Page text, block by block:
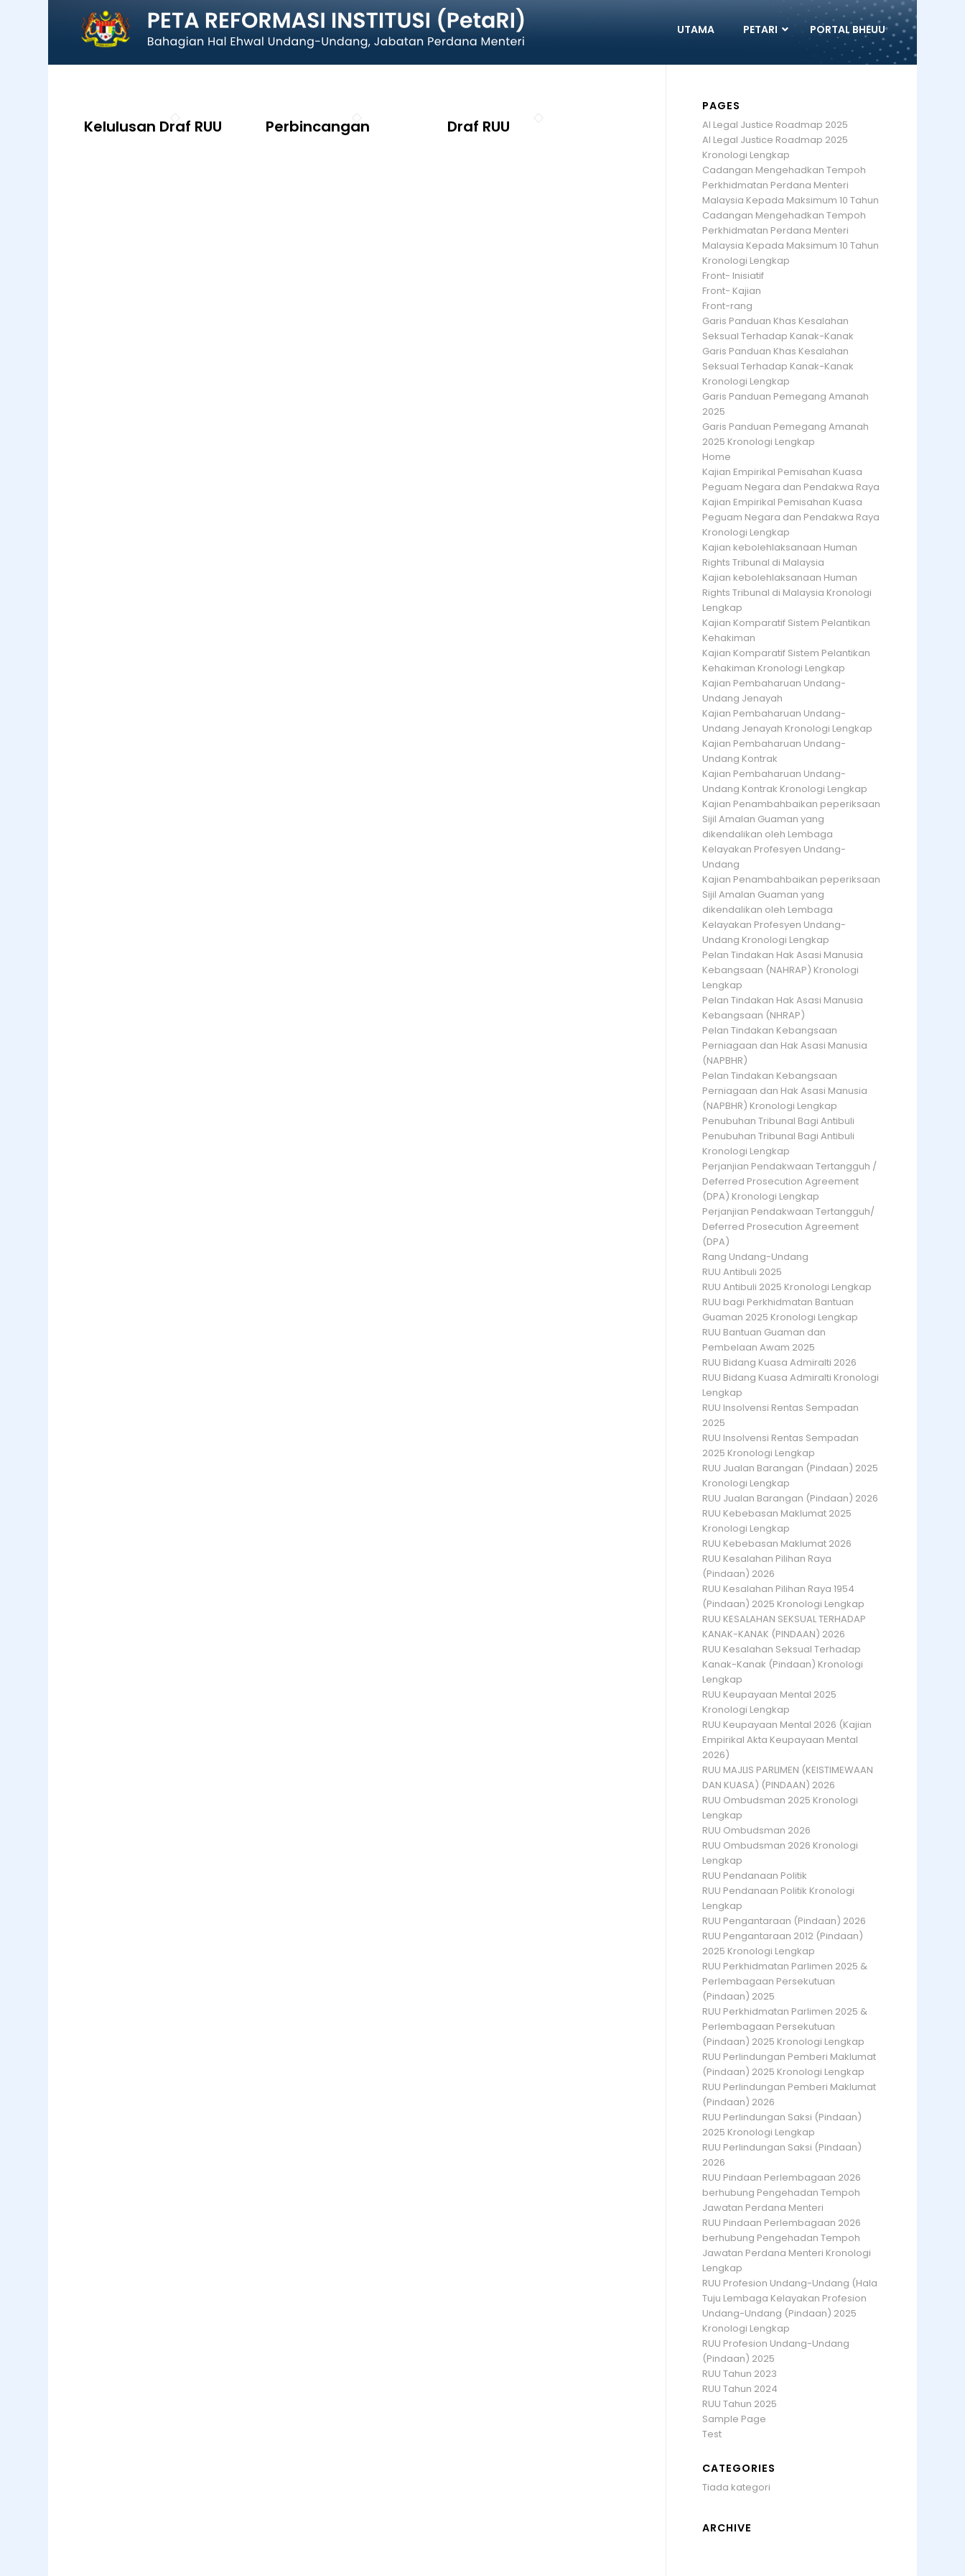
UTAMA PETARI PORTAL BHEUU
Kelulusan Draf RUU Perbincangan Draf RUU
PAGES
AI Legal Justice Roadmap 2025
AI Legal Justice Roadmap 2025
Kronologi Lengkap
Cadangan Mengehadkan Tempoh
Perkhidmatan Perdana Menteri
Malaysia Kepada Maksimum 10 Tahun
Cadangan Mengehadkan Tempoh
Perkhidmatan Perdana Menteri
Malaysia Kepada Maksimum 10 Tahun
Kronologi Lengkap
Front- Inisiatif
Front- Kajian
Front-rang
Garis Panduan Khas Kesalahan
Seksual Terhadap Kanak-Kanak
Garis Panduan Khas Kesalahan
Seksual Terhadap Kanak-Kanak
Kronologi Lengkap
Garis Panduan Pemegang Amanah
2025
Garis Panduan Pemegang Amanah
2025 Kronologi Lengkap
Home
Kajian Empirikal Pemisahan Kuasa
Peguam Negara dan Pendakwa Raya
Kajian Empirikal Pemisahan Kuasa
Peguam Negara dan Pendakwa Raya
Kronologi Lengkap
Kajian kebolehlaksanaan Human
Rights Tribunal di Malaysia
Kajian kebolehlaksanaan Human
Rights Tribunal di Malaysia Kronologi
Lengkap
Kajian Komparatif Sistem Pelantikan
Kehakiman
Kajian Komparatif Sistem Pelantikan
Kehakiman Kronologi Lengkap
Kajian Pembaharuan Undang-
Undang Jenayah
Kajian Pembaharuan Undang-
Undang Jenayah Kronologi Lengkap
Kajian Pembaharuan Undang-
Undang Kontrak
Kajian Pembaharuan Undang-
Undang Kontrak Kronologi Lengkap
Kajian Penambahbaikan peperiksaan
Sijil Amalan Guaman yang
dikendalikan oleh Lembaga
Kelayakan Profesyen Undang-
Undang
Kajian Penambahbaikan peperiksaan
Sijil Amalan Guaman yang
dikendalikan oleh Lembaga
Kelayakan Profesyen Undang-
Undang Kronologi Lengkap
Pelan Tindakan Hak Asasi Manusia
Kebangsaan (NAHRAP) Kronologi
Lengkap
Pelan Tindakan Hak Asasi Manusia
Kebangsaan (NHRAP)
Pelan Tindakan Kebangsaan
Perniagaan dan Hak Asasi Manusia
(NAPBHR)
Pelan Tindakan Kebangsaan
Perniagaan dan Hak Asasi Manusia
(NAPBHR) Kronologi Lengkap
Penubuhan Tribunal Bagi Antibuli
Penubuhan Tribunal Bagi Antibuli
Kronologi Lengkap
Perjanjian Pendakwaan Tertangguh /
Deferred Prosecution Agreement
(DPA) Kronologi Lengkap
Perjanjian Pendakwaan Tertangguh/
Deferred Prosecution Agreement
(DPA)
Rang Undang-Undang
RUU Antibuli 2025
RUU Antibuli 2025 Kronologi Lengkap
RUU bagi Perkhidmatan Bantuan
Guaman 2025 Kronologi Lengkap
RUU Bantuan Guaman dan
Pembelaan Awam 2025
RUU Bidang Kuasa Admiralti 2026
RUU Bidang Kuasa Admiralti Kronologi
Lengkap
RUU Insolvensi Rentas Sempadan
2025
RUU Insolvensi Rentas Sempadan
2025 Kronologi Lengkap
RUU Jualan Barangan (Pindaan) 2025
Kronologi Lengkap
RUU Jualan Barangan (Pindaan) 2026
RUU Kebebasan Maklumat 2025
Kronologi Lengkap
RUU Kebebasan Maklumat 2026
RUU Kesalahan Pilihan Raya
(Pindaan) 2026
RUU Kesalahan Pilihan Raya 1954
(Pindaan) 2025 Kronologi Lengkap
RUU KESALAHAN SEKSUAL TERHADAP
KANAK-KANAK (PINDAAN) 2026
RUU Kesalahan Seksual Terhadap
Kanak-Kanak (Pindaan) Kronologi
Lengkap
RUU Keupayaan Mental 2025
Kronologi Lengkap
RUU Keupayaan Mental 2026 (Kajian
Empirikal Akta Keupayaan Mental
2026)
RUU MAJLIS PARLIMEN (KEISTIMEWAAN
DAN KUASA) (PINDAAN) 2026
RUU Ombudsman 2025 Kronologi
Lengkap
RUU Ombudsman 2026
RUU Ombudsman 2026 Kronologi
Lengkap
RUU Pendanaan Politik
RUU Pendanaan Politik Kronologi
Lengkap
RUU Pengantaraan (Pindaan) 2026
RUU Pengantaraan 2012 (Pindaan)
2025 Kronologi Lengkap
RUU Perkhidmatan Parlimen 2025 &
Perlembagaan Persekutuan
(Pindaan) 2025
RUU Perkhidmatan Parlimen 2025 &
Perlembagaan Persekutuan
(Pindaan) 2025 Kronologi Lengkap
RUU Perlindungan Pemberi Maklumat
(Pindaan) 2025 Kronologi Lengkap
RUU Perlindungan Pemberi Maklumat
(Pindaan) 2026
RUU Perlindungan Saksi (Pindaan)
2025 Kronologi Lengkap
RUU Perlindungan Saksi (Pindaan)
2026
RUU Pindaan Perlembagaan 2026
berhubung Pengehadan Tempoh
Jawatan Perdana Menteri
RUU Pindaan Perlembagaan 2026
berhubung Pengehadan Tempoh
Jawatan Perdana Menteri Kronologi
Lengkap
RUU Profesion Undang-Undang (Hala
Tuju Lembaga Kelayakan Profesion
Undang-Undang (Pindaan) 2025
Kronologi Lengkap
RUU Profesion Undang-Undang
(Pindaan) 2025
RUU Tahun 2023
RUU Tahun 2024
RUU Tahun 2025
Sample Page
Test
CATEGORIES
Tiada kategori
ARCHIVE